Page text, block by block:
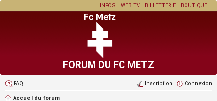
BOUTIQUE
BILLETTERIE
WEB TV
INFOS
FORUM DU FC METZ
FAQ Connexion
Inscription
Accueil du forum